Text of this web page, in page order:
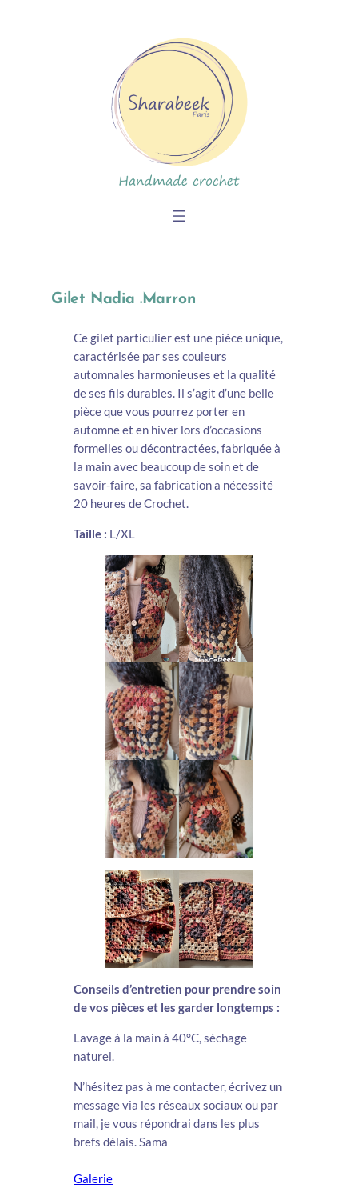
Gilet Nadia .Marron
Ce gilet particulier est une pièce unique,
caractérisée par ses couleurs
automnales harmonieuses et la qualité
de ses fils durables. Il s’agit d’une belle
pièce que vous pourrez porter en
automne et en hiver lors d’occasions
formelles ou décontractées, fabriquée à
la main avec beaucoup de soin et de
savoir-faire, sa fabrication a nécessité
20 heures de Crochet.
Taille : L/XL
Conseils d’entretien pour prendre soin
de vos pièces et les garder longtemps :
Lavage à la main à 40°C, séchage
naturel.
N’hésitez pas à me contacter, écrivez un
message via les réseaux sociaux ou par
mail, je vous répondrai dans les plus
brefs délais. Sama
Galerie